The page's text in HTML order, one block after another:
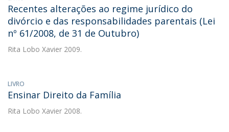
Recentes alterações ao regime jurídico do
divórcio e das responsabilidades parentais (Lei
nº 61/2008, de 31 de Outubro)
Rita Lobo Xavier 2009.
LIVRO
Ensinar Direito da Família
Rita Lobo Xavier 2008.